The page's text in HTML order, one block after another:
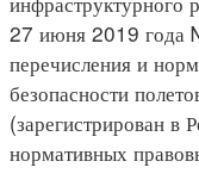
27 июня 2019 года
перечисления и
безопасности
(зарегистрирован в
нормативных